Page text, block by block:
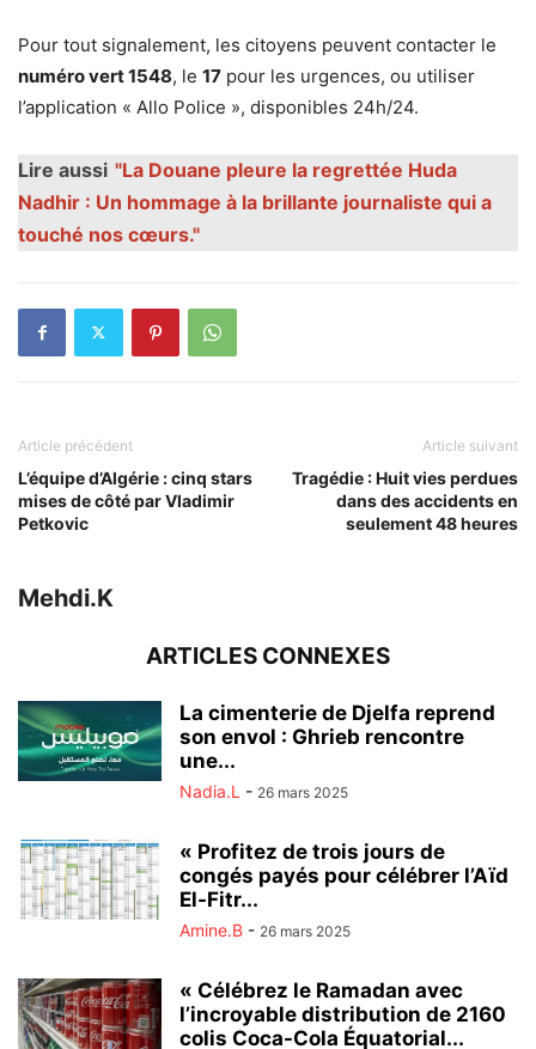
Pour tout signalement, les citoyens peuvent contacter le
numéro vert 1548, le 17 pour les urgences, ou utiliser
l’application « Allo Police », disponibles 24h/24.
Lire aussi "La Douane pleure la regrettée Huda
Nadhir : Un hommage à la brillante journaliste qui a
touché nos cœurs."
Article précédent
L’équipe d’Algérie : cinq stars
mises de côté par Vladimir
Petkovic
Article suivant
Tragédie : Huit vies perdues
dans des accidents en
seulement 48 heures
Mehdi.K
ARTICLES CONNEXES
La cimenterie de Djelfa reprend
son envol : Ghrieb rencontre
une...
Nadia.L - 26 mars 2025
« Profitez de trois jours de
congés payés pour célébrer l’Aïd
El-Fitr...
Amine.B - 26 mars 2025
« Célébrez le Ramadan avec
l’incroyable distribution de 2160
colis Coca-Cola Équatorial...